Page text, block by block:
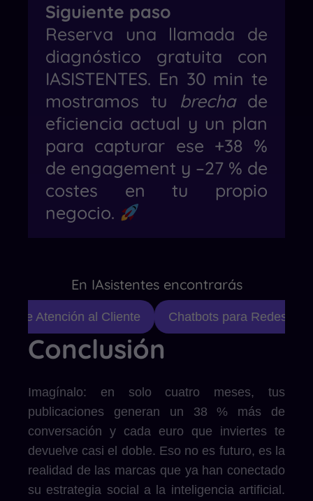
Siguiente paso
Reserva una llamada de
diagnóstico gratuita con
IASISTENTES. En 30 min te
mostramos tu brechade
eficiencia actual y un plan
para capturar ese +38 %
de engagement y –27 % de
costes en tu propio
negocio.
En IAsistentes encontrarás
de Atención al Cliente Chatbots para Redes
Conclusión
Imagínalo: en solo cuatro meses, tus
publicaciones generan un 38 % más de
conversación y cada euro que inviertes te
devuelve casi el doble. Eso no es futuro, es la
realidad de las marcas que ya han conectado
su estrategia social a la inteligencia artificial.